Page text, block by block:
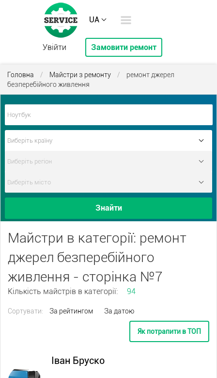
UA
Увійти Замовити ремонт
Головна / Майстри з ремонту /
ремонт джерел
безперебійного живлення
Знайти
Майстри в категорії: ремонт
джерел безперебійного
живлення - сторінка №7
Кількість майстрів в категорії: 94
Сортувати: За рейтингом За датою
Як потрапити в ТОП
Іван Бруско